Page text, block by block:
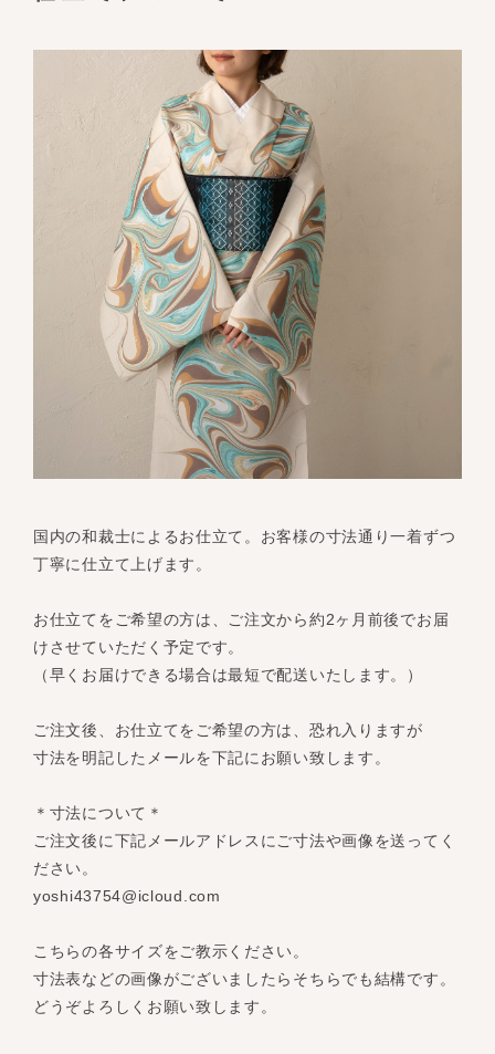
国内の和裁士によるお仕立て。お客様の寸法通り一着ずつ
丁寧に仕立て上げます。
お仕立てをご希望の方は、ご注文から約2ヶ月前後でお届
けさせていただく予定です。
（早くお届けできる場合は最短で配送いたします。）
ご注文後、お仕立てをご希望の方は、恐れ入りますが
寸法を明記したメールを下記にお願い致します。
＊寸法について＊
ご注文後に下記メールアドレスにご寸法や画像を送ってく
ださい。
yoshi43754@icloud.com
こちらの各サイズをご教示ください。
寸法表などの画像がございましたらそちらでも結構です。
どうぞよろしくお願い致します。